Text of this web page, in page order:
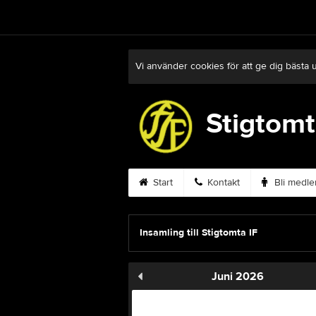
Vi använder cookies för att ge dig bästa
Start Kontakt Bli
Insamling till Stigtomta IF
Juni 2026